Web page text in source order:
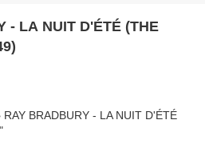
- LA NUIT D'ÉTÉ (THE